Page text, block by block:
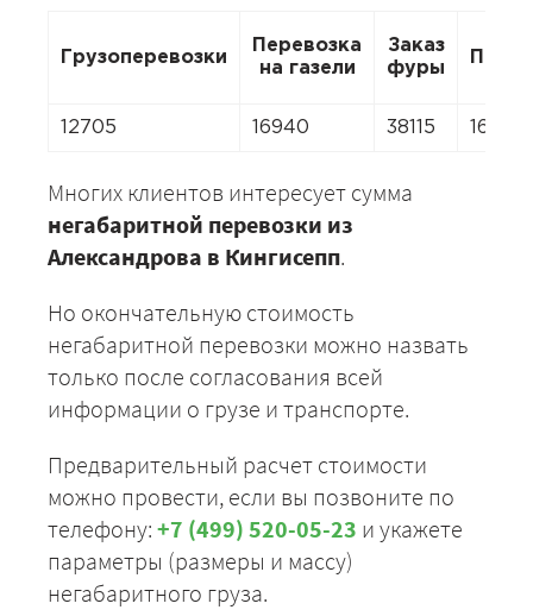
Грузоперевозки
Перевозка
на газели
Заказ
фуры
12705 16940 38115 16940
Многих клиентов интересует сумма
негабаритной перевозки из
Александрова в Кингисепп.
Но окончательную стоимость
негабаритной перевозки можно назвать
только после согласования всей
информации о грузе и транспорте.
Предварительный расчет стоимости
можно провести, если вы позвоните по
телефону: +7 (499) 520-05-23 и укажете
параметры (размеры и массу)
негабаритного груза.